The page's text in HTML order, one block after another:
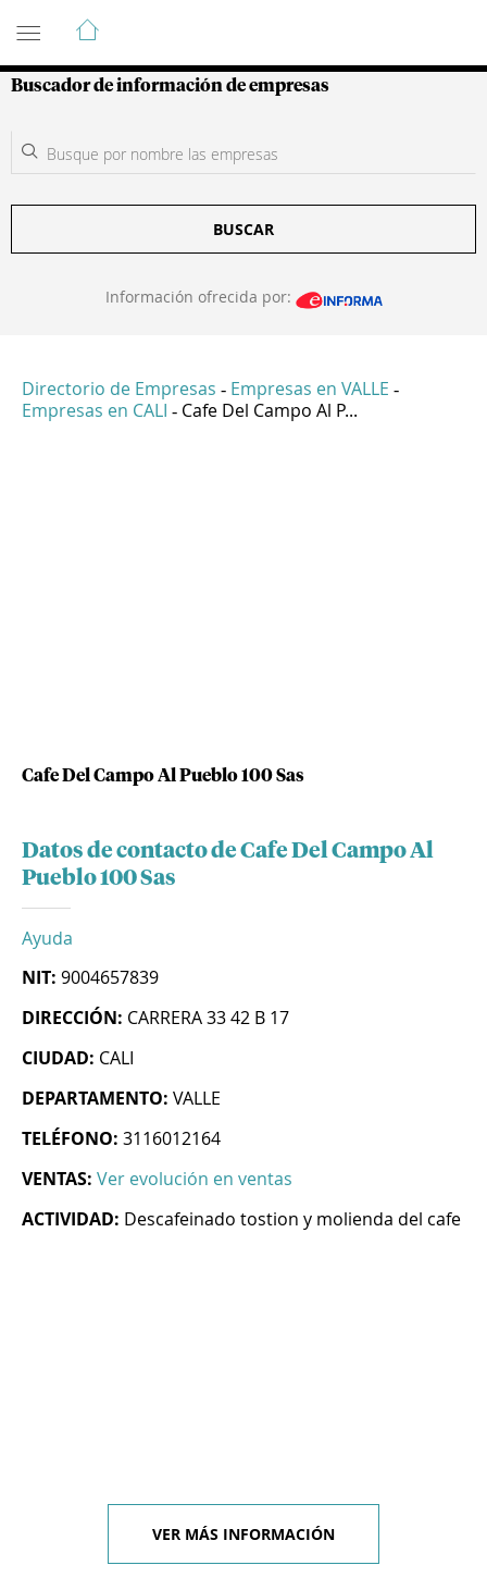
Guía de Empresas Colombianas
Buscador de información de empresas
BUSCAR
Información ofrecida por:
Directorio de Empresas - Empresas en VALLE -
Empresas en CALI - Cafe Del Campo Al P...
Cafe Del Campo Al Pueblo 100 Sas
Datos de contacto de Cafe Del Campo Al
Pueblo 100 Sas
Ayuda
NIT: 9004657839
DIRECCIÓN: CARRERA 33 42 B 17
CIUDAD: CALI
DEPARTAMENTO: VALLE
TELÉFONO: 3116012164
VENTAS: Ver evolución en ventas
ACTIVIDAD: Descafeinado tostion y molienda del cafe
VER MÁS INFORMACIÓN